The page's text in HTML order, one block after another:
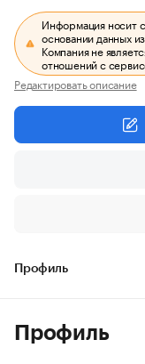
Информация носит
основании данных
Компания не
отношений с
Редактировать описание
Профиль
Профиль